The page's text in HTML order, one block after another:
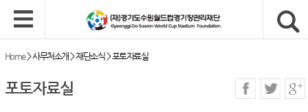
Home>사무처소개 >재단소식>포토자료실
포토자료실